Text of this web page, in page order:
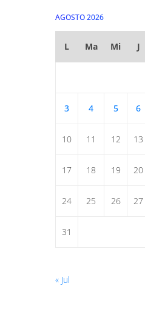
AGOSTO 2026
L Ma Mi J
3 4 5 6
10 11 12 13
17 18 19 20
24 25 26 27
31
« Jul